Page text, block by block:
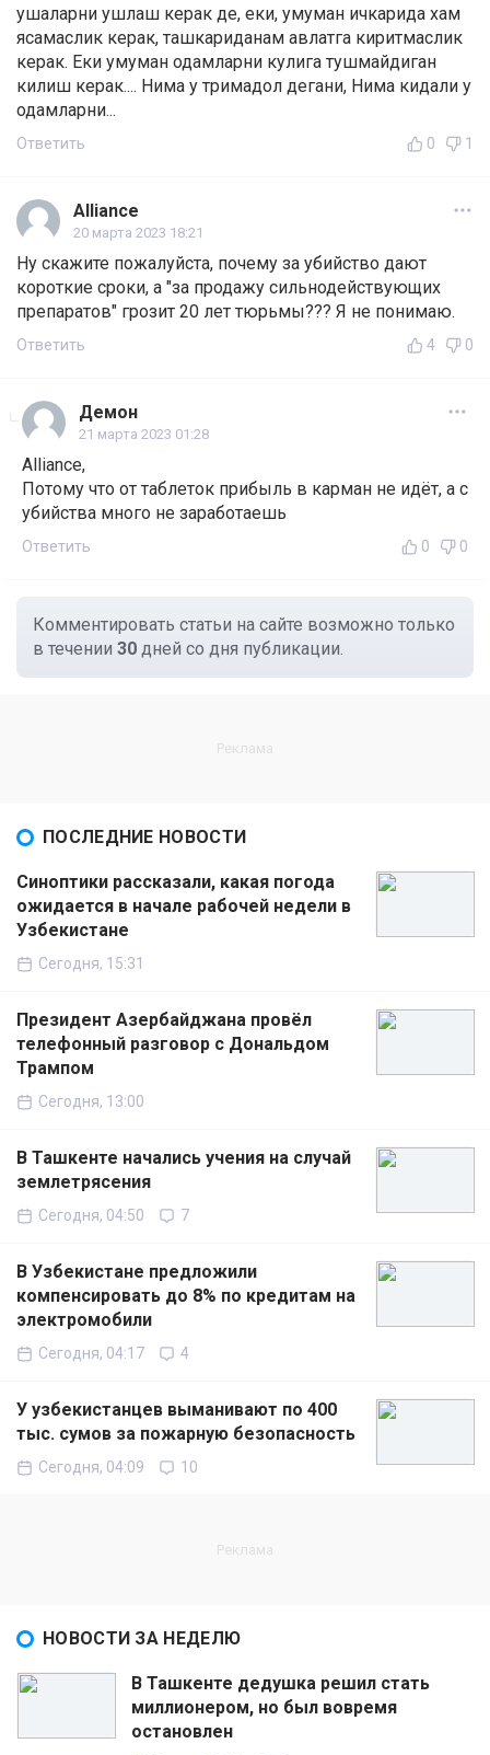
ушаларни ушлаш керак де, еки, умуман ичкарида хам
ясамаслик керак, ташкариданам авлатга киритмаслик
керак. Еки умуман одамларни кулига тушмайдиган
килиш керак.... Нима у тримадол дегани, Нима кидали у
одамларни...
Ответить 0 1
Alliance
20 марта 2023 18:21
Ну скажите пожалуйста, почему за убийство дают
короткие сроки, а "за продажу сильнодействующих
препаратов" грозит 20 лет тюрьмы??? Я не понимаю.
Ответить 4 0
Демон
21 марта 2023 01:28
Alliance,
Потому что от таблеток прибыль в карман не идёт, а с
убийства много не заработаешь
Ответить 0 0
Комментировать статьи на сайте возможно только
в течении 30 дней со дня публикации.
ПОСЛЕДНИЕ НОВОСТИ
Синоптики рассказали, какая погода
ожидается в начале рабочей недели в
Узбекистане
Сегодня, 15:31
Президент Азербайджана провёл
телефонный разговор с Дональдом
Трампом
Сегодня, 13:00
В Ташкенте начались учения на случай
землетрясения
Сегодня, 04:50 7
В Узбекистане предложили
компенсировать до 8% по кредитам на
электромобили
Сегодня, 04:17 4
У узбекистанцев выманивают по 400
тыс. сумов за пожарную безопасность
Сегодня, 04:09 10
НОВОСТИ ЗА НЕДЕЛЮ
В Ташкенте дедушка решил стать
миллионером, но был вовремя
остановлен